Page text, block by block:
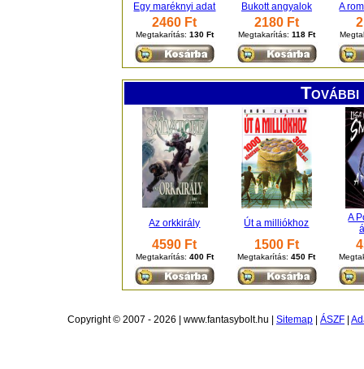
Egy maréknyi adat Bukott angyalok A
2460 Ft
Megtakarítás: 130 Ft
2180 Ft
Megtakarítás: 118 Ft
Az orkkirály Út a milliókhoz
A
4590 Ft
Megtakarítás: 400 Ft
1500 Ft
Megtakarítás:450 Ft
Copyright © 2007 - 2026 | www.fantasybolt.hu | Sitemap ÁSZF